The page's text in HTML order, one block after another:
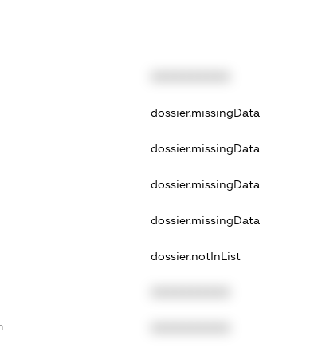
dossier.missingData
dossier.missingData
dossier.missingData
dossier.missingData
dossier.notInList